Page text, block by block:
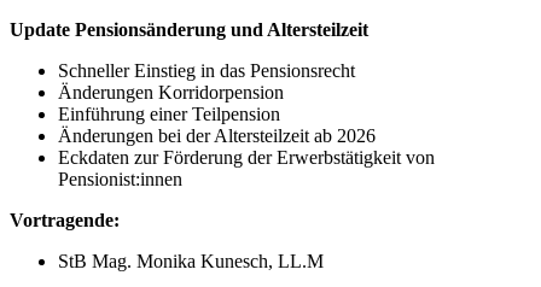
Update Pensionsänderung und Altersteilzeit
Schneller Einstieg in das Pensionsrecht
Änderungen Korridorpension
Einführung einer Teilpension
Änderungen bei der Altersteilzeit ab 2026
Eckdaten zur Förderung der Erwerbstätigkeit von
Pensionist:innen
Vortragende:
StB Mag. Monika Kunesch, LL.M